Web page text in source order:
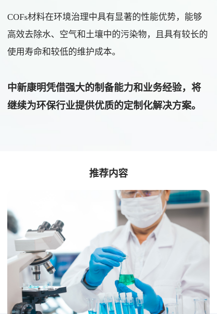
COFs材料在环境治理中具有显著的性能优势，能够
高效去除水、空气和土壤中的污染物，且具有较长的
使用寿命和较低的维护成本。
中新康明凭借强大的制备能力和业务经验，将
继续为环保行业提供优质的定制化解决方案。
推荐内容